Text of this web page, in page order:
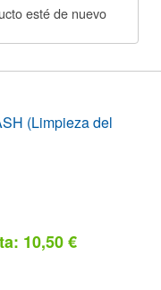
esté de nuevo
(Limpieza del
10,50 €